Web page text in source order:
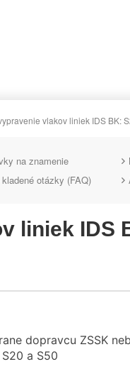
vlakov liniek IDS BK:
na znamenie
otázky (FAQ)
liniek IDS
dopravcu ZSSK
a S50